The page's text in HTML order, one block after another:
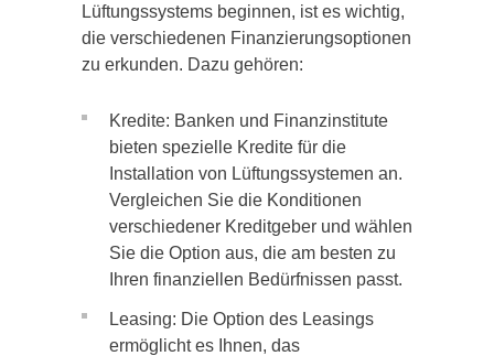
Lüftungssystems beginnen, ist es wichtig,
die verschiedenen Finanzierungsoptionen
zu erkunden. Dazu gehören:
Kredite: Banken und Finanzinstitute
bieten spezielle Kredite für die
Installation von Lüftungssystemen an.
Vergleichen Sie die Konditionen
verschiedener Kreditgeber und wählen
Sie die Option aus, die am besten zu
Ihren finanziellen Bedürfnissen passt.
Leasing: Die Option des Leasings
ermöglicht es Ihnen, das